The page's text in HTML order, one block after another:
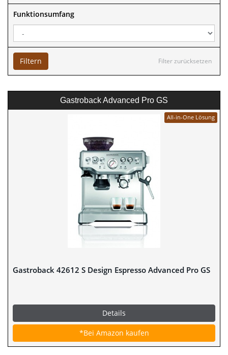
Funktionsumfang
Filter zurücksetzen
Filtern
Gastroback Advanced Pro GS
All-in-One Lösung
Gastroback 42612 S Design Espresso Advanced Pro GS
Details
*Bei Amazon kaufen